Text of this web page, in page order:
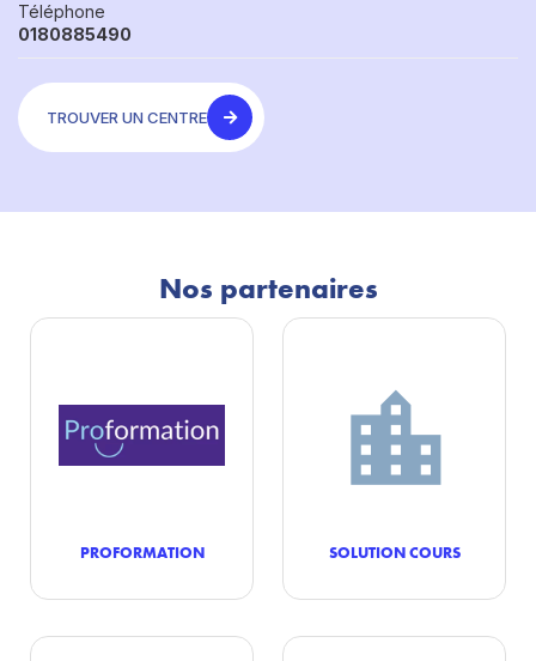
Téléphone
0180885490
TROUVER UN CENTRE
Nos partenaires
PROFORMATION SOLUTION COURS